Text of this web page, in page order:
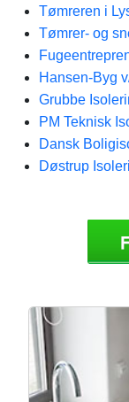
Tømreren i
Tømrer- og
Hansen-Byg
Grubbe
PM Teknisk
Dansk
Døstrup